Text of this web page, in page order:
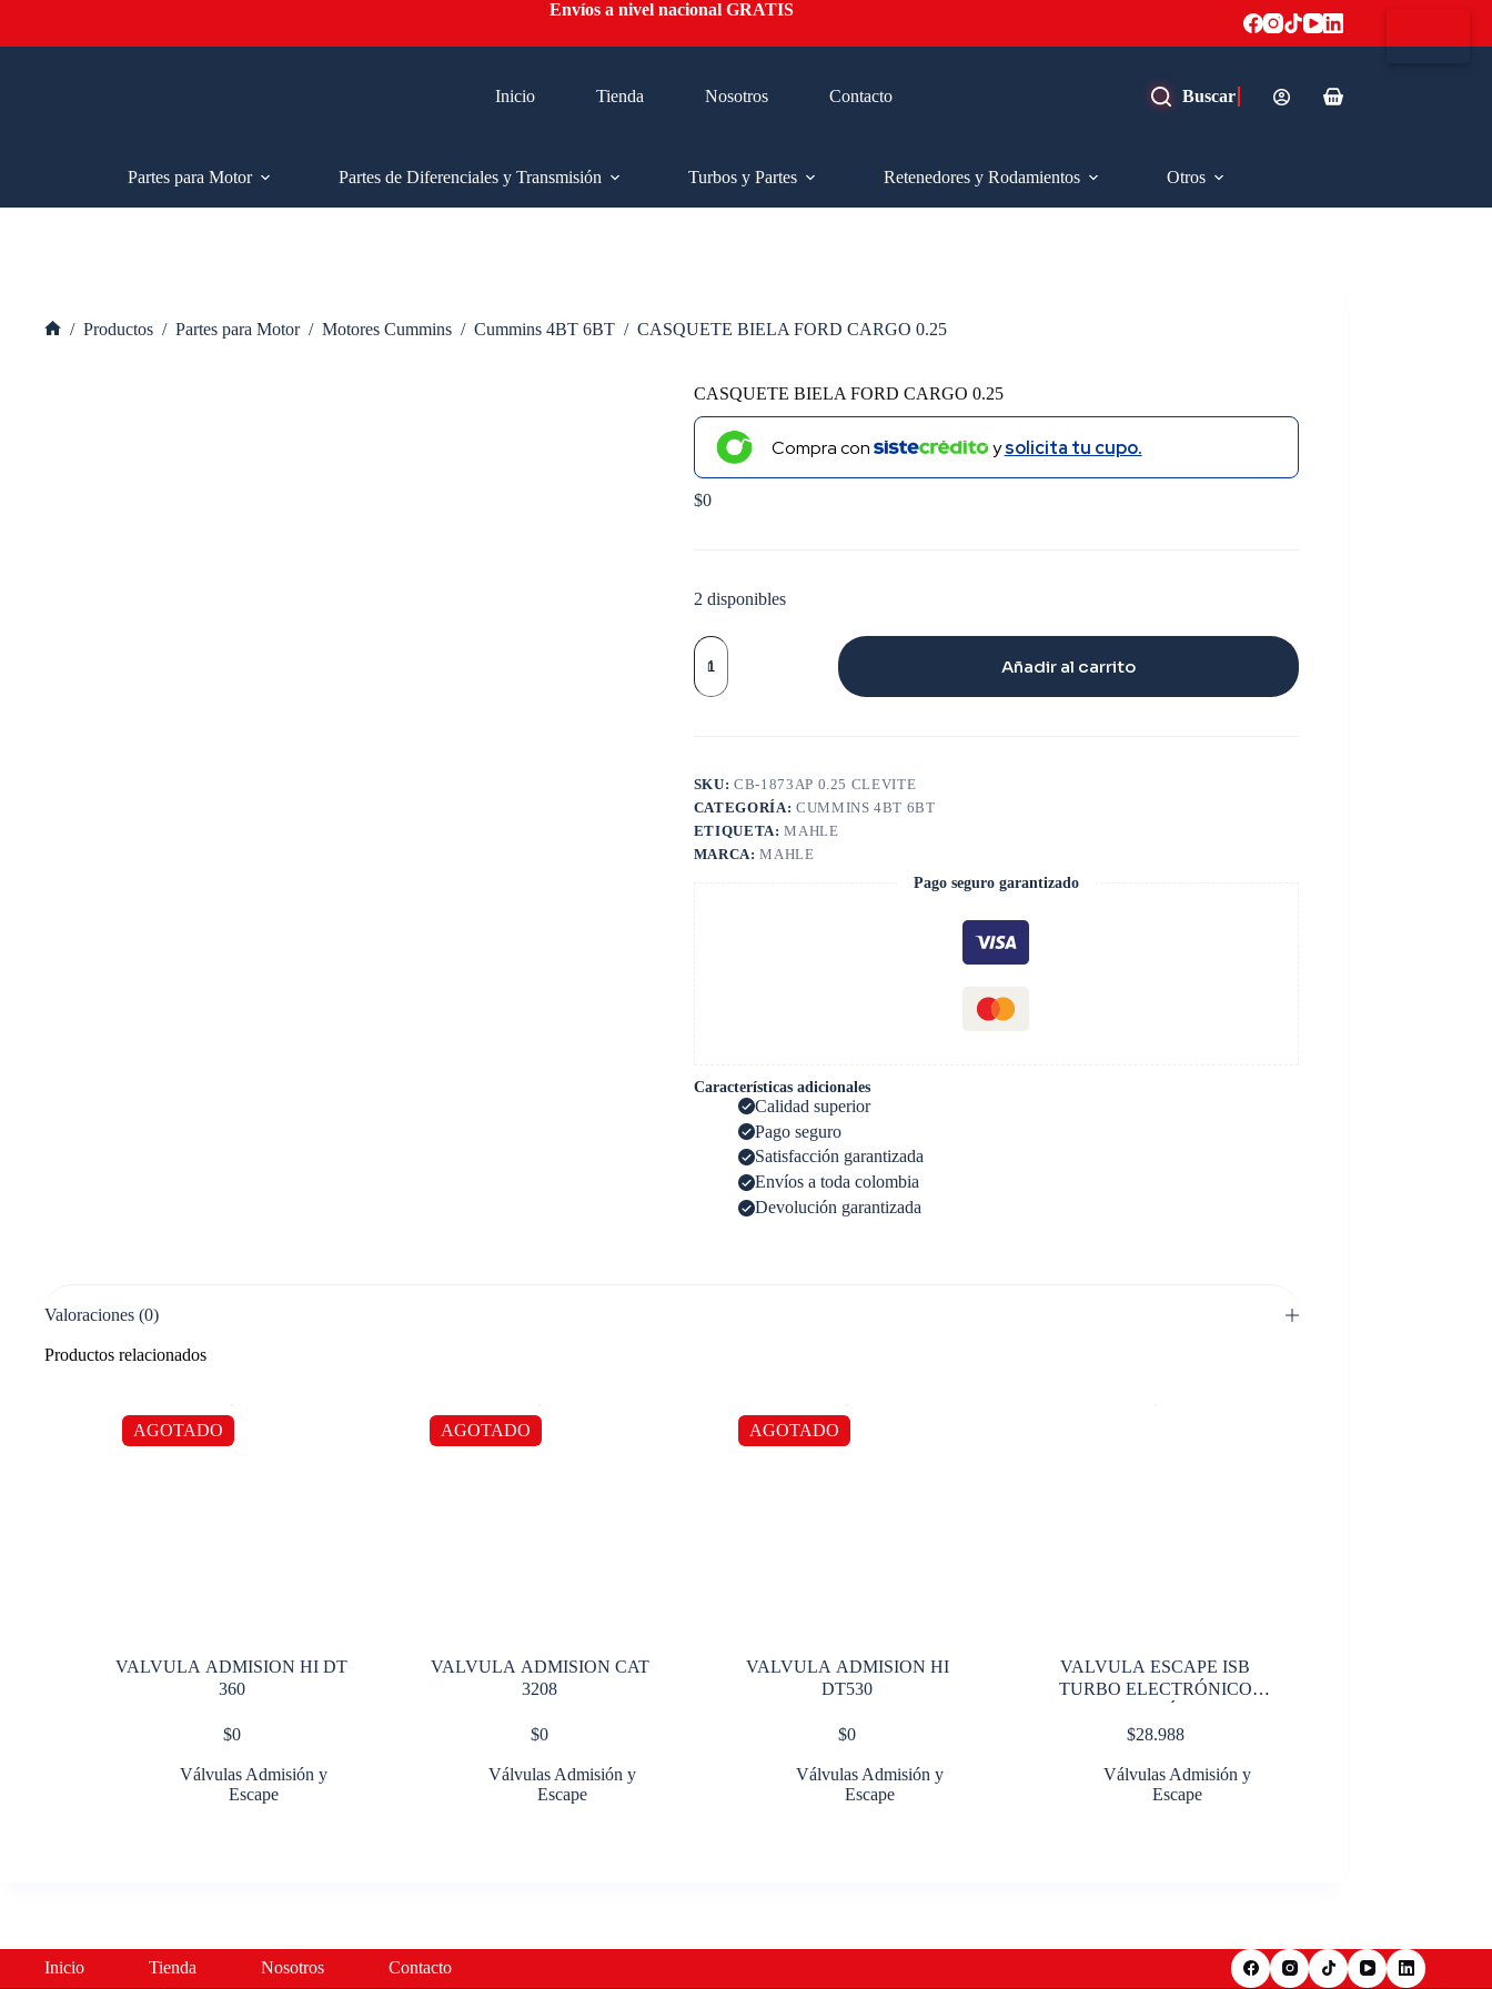
contenido
Envíos a nivel nacional GRATIS
Inicio Tienda Nosotros Contacto
Carro
Partes para Motor
Partes de Diferenciales y Transmisión Turbos y Partes Retenedores y Rodamientos Otros
/ Productos / Partes para Motor / Motores Cummins / Cummins 4BT 6BT / CASQUETE BIELA FORD CARGO 0.25
CASQUETE BIELA FORD CARGO 0.25
Compra con ysolicita tu cupo.
$0
2 disponibles
CASQUETE
BIELA
FORD
CARGO
Añadir al carrito
SKU:CB-1873AP 0.25 CLEVITE
CATEGORÍA: CUMMINS 4BT 6BT
ETIQUETA:MAHLE
MARCA:MAHLE
Pago seguro garantizado
Características adicionales
Calidad superior
Pago seguro
Satisfacción garantizada
Envíos a toda colombia
Devolución garantizada
Valoraciones (0)
Productos relacionados
AGOTADO
VALVULA ADMISION HI DT
360
$0
Válvulas Admisión y
Escape
AGOTADO
VALVULA ADMISION CAT
3208
$0
Válvulas Admisión y
Escape
AGOTADO
VALVULA ADMISION HI
DT530
$0
Válvulas Admisión y
Escape
VALVULA ESCAPE ISB
TURBO ELECTRÓNICO
$28.988
Válvulas Admisión y
Escape
Inicio Tienda Nosotros Contacto